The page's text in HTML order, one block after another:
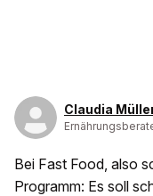
Claudia
Bei Fast Food, also
Programm: Es soll